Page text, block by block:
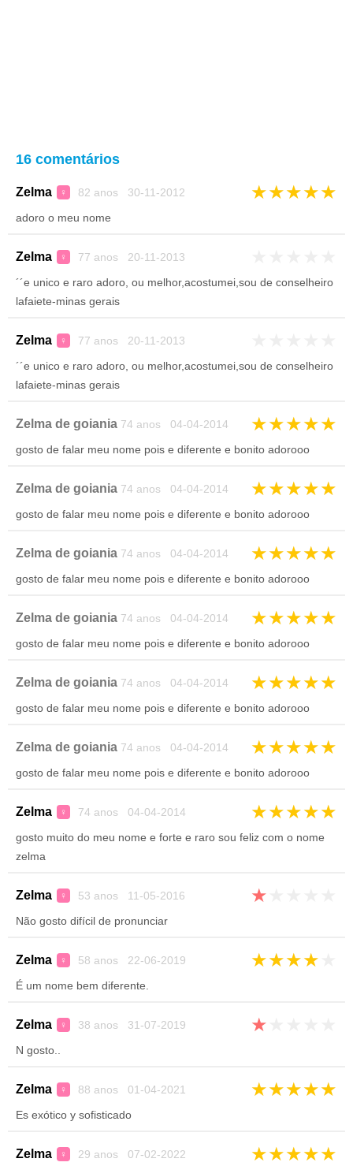
16 comentários
Zelma ♀ 82 anos 30-11-2012 ★★★★★
adoro o meu nome
Zelma ♀ 77 anos 20-11-2013
´´e unico e raro adoro, ou melhor,acostumei,sou de conselheiro
lafaiete-minas gerais
Zelma ♀ 77 anos 20-11-2013
´´e unico e raro adoro, ou melhor,acostumei,sou de conselheiro
lafaiete-minas gerais
Zelma de goiania 74 anos 04-04-2014 ★★★★★
gosto de falar meu nome pois e diferente e bonito adorooo
Zelma de goiania 74 anos 04-04-2014 ★★★★★
gosto de falar meu nome pois e diferente e bonito adorooo
Zelma de goiania 74 anos 04-04-2014 ★★★★★
gosto de falar meu nome pois e diferente e bonito adorooo
Zelma de goiania 74 anos 04-04-2014 ★★★★★
gosto de falar meu nome pois e diferente e bonito adorooo
Zelma de goiania 74 anos 04-04-2014 ★★★★★
gosto de falar meu nome pois e diferente e bonito adorooo
Zelma de goiania 74 anos 04-04-2014 ★★★★★
gosto de falar meu nome pois e diferente e bonito adorooo
Zelma ♀ 74 anos 04-04-2014 ★★★★★
gosto muito do meu nome e forte e raro sou feliz com o nome
zelma
Zelma ♀ 53 anos 11-05-2016 ★
Não gosto difícil de pronunciar
Zelma ♀ 58 anos 22-06-2019 ★★★★
É um nome bem diferente.
Zelma ♀ 38 anos 31-07-2019 ★
N gosto..
Zelma ♀ 88 anos 01-04-2021 ★★★★★
Es exótico y sofisticado
Zelma ♀ 29 anos 07-02-2022 ★★★★★